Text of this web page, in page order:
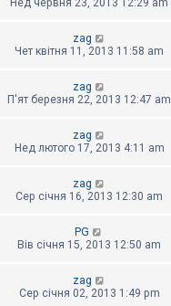
Нед червня 23, 2013 12:29 am
zag
Чет квітня 11, 2013 11:58 am
zag
П'ят березня 22, 2013 12:47 am
zag
Нед лютого 17, 2013 4:11 am
zag
Сер січня 16, 2013 12:30 am
PG
Вів січня 15, 2013 12:50 am
zag
Сер січня 02, 2013 1:49 pm